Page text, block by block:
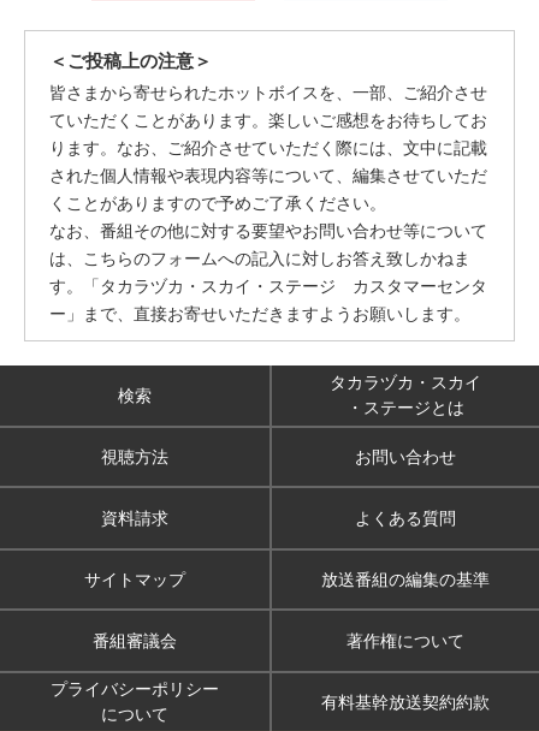
＜ご投稿上の注意＞
皆さまから寄せられたホットボイスを、一部、ご紹介させ
ていただくことがあります。楽しいご感想をお待ちしてお
ります。なお、ご紹介させていただく際には、文中に記載
された個人情報や表現内容等について、編集させていただ
くことがありますので予めご了承ください。
なお、番組その他に対する要望やお問い合わせ等について
は、こちらのフォームへの記入に対しお答え致しかねま
す。「タカラヅカ・スカイ・ステージ カスタマーセンタ
ー」まで、直接お寄せいただきますようお願いします。
検索
タカラヅカ・スカイ
・ステージとは
視聴方法 お問い合わせ
資料請求 よくある質問
サイトマップ 放送番組の編集の基準
番組審議会 著作権について
プライバシーポリシー
について
有料基幹放送契約約款